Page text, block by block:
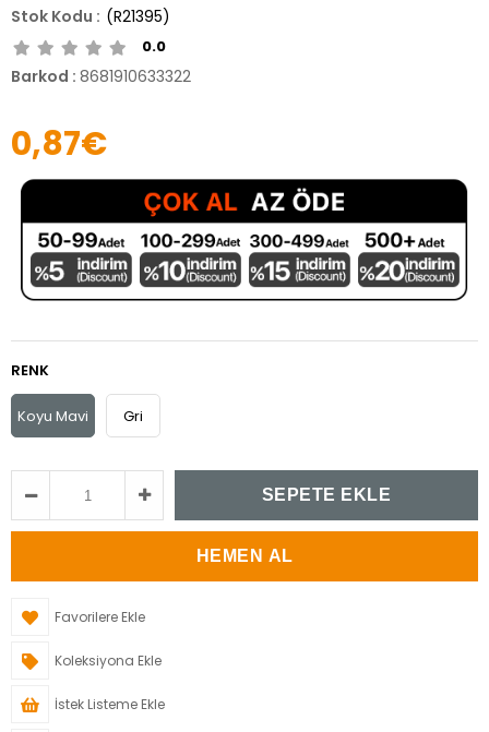
(R21395)
0.0
Barkod : 8681910633322
0,87€
RENK
Koyu Mavi Gri
Favorilere Ekle
Koleksiyona Ekle
İstek Listeme Ekle